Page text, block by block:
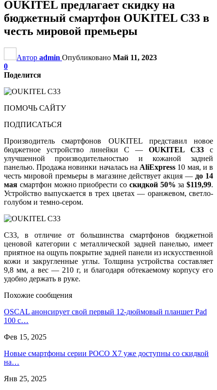
OUKITEL предлагает скидку на
бюджетный смартфон OUKITEL C33 в
честь мировой премьеры
Автор admin Опубликовано Май 11, 2023
0
Поделится
ПОМОЧЬ САЙТУ
ПОДПИСАТЬСЯ
Производитель смартфонов OUKITEL представил новое
бюджетное устройство линейки С — OUKITEL C33 с
улучшенной производительностью и кожаной задней
панелью. Продажа новинки началась на AliExpress 10 мая, и в
честь мировой премьеры в магазине действует акция — до 14
мая смартфон можно приобрести со скидкой 50% за $119,99.
Устройство выпускается в трех цветах — оранжевом, светло-
голубом и темно-сером.
C33, в отличие от большинства смартфонов бюджетной
ценовой категории с металлической задней панелью, имеет
приятное на ощупь покрытие задней панели из искусственной
кожи и закругленные углы. Толщина устройства составляет
9,8 мм, а вес — 210 г, и благодаря обтекаемому корпусу его
удобно держать в руке.
Похожие сообщения
OSCAL анонсирует свой первый 12-дюймовый планшет Pad
100 с…
Фев 15, 2025
Новые смартфоны серии POCO X7 уже доступны со скидкой
на…
Янв 25, 2025